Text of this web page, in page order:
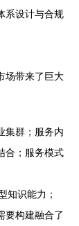
系设计与合规
场带来了巨大
集群；服务内
合；服务模式
知识能力；
要构建融合了